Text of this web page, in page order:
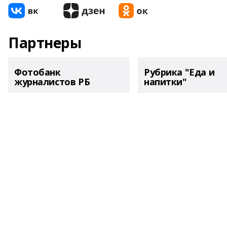
Партнеры
Фотобанк
журналистов РБ
Рубрика "Еда и
напитки"